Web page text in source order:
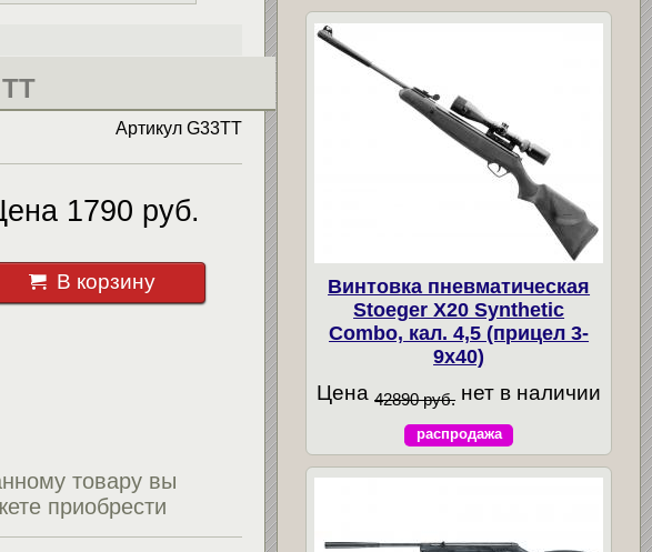
АртикулG33TT
1790 руб.
В корзину
товару вы
приобрести
Винтовка пневматическая
Stoeger X20 Synthetic
Combo, кал. 4,5 (прицел 3-
9х40)
Цена 42890 руб. нет в наличии
распродажа